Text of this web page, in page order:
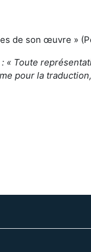
de son œuvre »
: « Toute
pour la